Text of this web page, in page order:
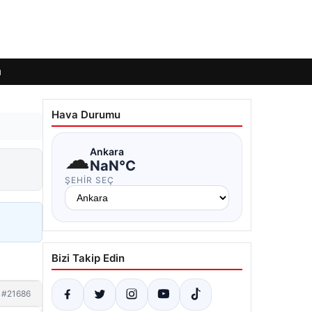
#21686
Hava Durumu
☁Ankara
NaN°C
ŞEHIR SEÇ
Bizi Takip Edin